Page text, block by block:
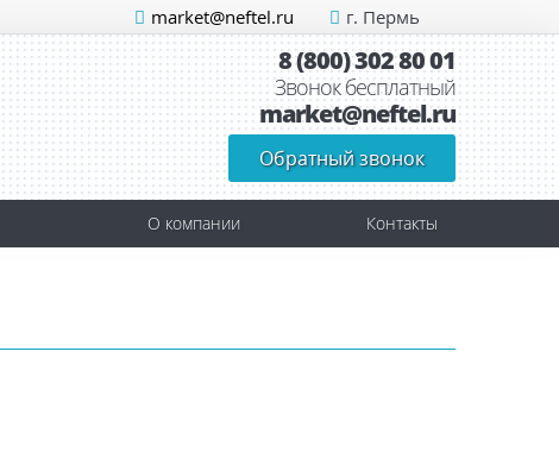
market@neftel.ru г. Пермь
8 (800) 302 80 01
Звонок бесплатный
market@neftel.ru
Обратный звонок
О компании Контакты